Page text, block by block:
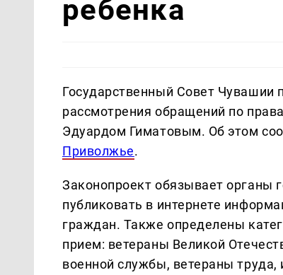
ребенка
Государственный Совет Чувашии
рассмотрения обращений по
Эдуардом Гиматовым. Об этом
Приволжье.
Законопроект обязывает органы
публиковать в интернете
граждан. Также определены
прием: ветераны Великой
военной службы, ветераны